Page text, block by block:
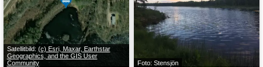
Satellitbild: (c) Esri, Maxar, Earthstar
Geographics, and the GIS User
Community
Foto: Stensjön